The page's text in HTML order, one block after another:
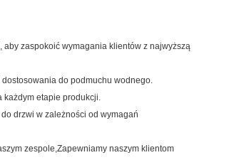
aby zaspokoić wymagania klientów z najwyższą
do podmuchu wodnego.
każdym etapie produkcji.
drzwi w zależności od wymagań
zespole,Zapewniamy naszym klientom